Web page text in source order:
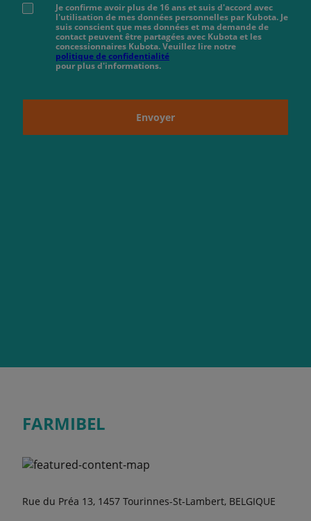
Je confirme avoir plus de 16 ans et suis d'accord avec
l'utilisation de mes données personnelles par Kubota. Je
suis conscient que mes données et ma demande de
contact peuvent être partagées avec Kubota et les
concessionnaires Kubota. Veuillez lire notre
politique de confidentialité
pour plus d'informations.
Envoyer
FARMIBEL
Rue du Préa 13, 1457 Tourinnes-St-Lambert, BELGIQUE